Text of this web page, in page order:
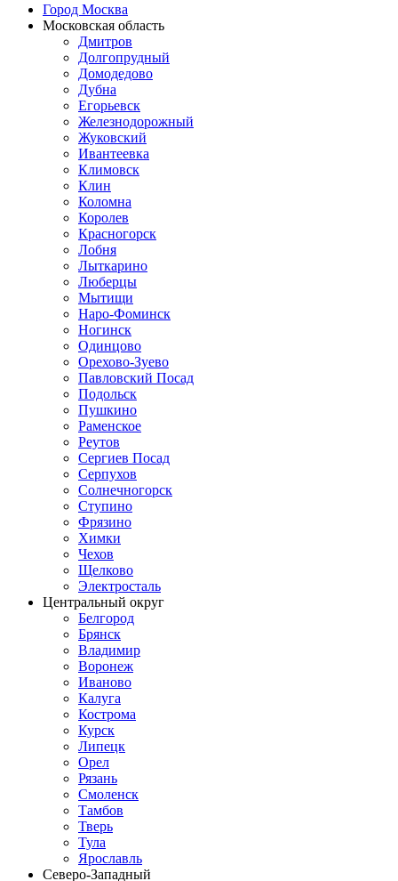
Город Москва
Московская область
Дмитров
Долгопрудный
Домодедово
Дубна
Егорьевск
Железнодорожный
Жуковский
Ивантеевка
Климовск
Клин
Коломна
Королев
Красногорск
Лобня
Лыткарино
Люберцы
Мытищи
Наро-Фоминск
Ногинск
Одинцово
Орехово-Зуево
Павловский Посад
Подольск
Пушкино
Раменское
Реутов
Сергиев Посад
Серпухов
Солнечногорск
Ступино
Фрязино
Химки
Чехов
Щелково
Электросталь
Центральный округ
Белгород
Брянск
Владимир
Воронеж
Иваново
Калуга
Кострома
Курск
Липецк
Орел
Рязань
Смоленск
Тамбов
Тверь
Тула
Ярославль
Северо-Западный